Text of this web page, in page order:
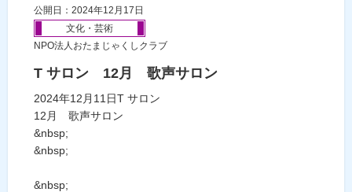
公開日：2024年12月17日
文化・芸術
NPO法人おたまじゃくしクラブ
T サロン 12月 歌声サロン
2024年12月11日T サロン
12月 歌声サロン
&nbsp;
&nbsp;
&nbsp;